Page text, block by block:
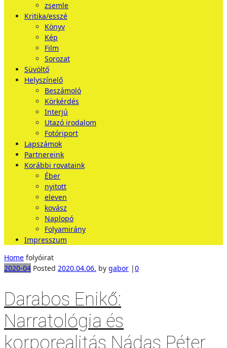
zsemle
Kritika/esszé
Könyv
Kép
Film
Sorozat
Süvöltő
Helyszínelő
Beszámoló
Körkérdés
Interjú
Utazó irodalom
Fotóriport
Lapszámok
Partnereink
Korábbi rovataink
Éber
nyitott
eleven
kovász
Naplopó
Folyamirány
Impresszum
Home folyóirat
2020-04 Posted 2020.04.06. by gabor |0
Darabos Enikő:
Narratológia és
korporealitás Nádas Péter